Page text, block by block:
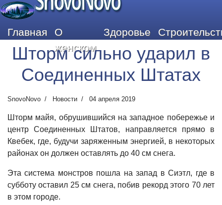
Главная
О
женском
Здоровье
Шторм сильно ударил в
Соединенных Штатах
SnovoNovo Новости 04 апреля 2019
Шторм майя, обрушившийся на западное побережье и
центр Соединенных Штатов, направляется прямо в
Квебек, где, будучи заряженным энергией, в некоторых
районах он должен оставлять до 40 см снега.
Эта система монстров пошла на запад в Сиэтл, где в
субботу оставил 25 см снега, побив рекорд этого 70 лет
в этом городе.